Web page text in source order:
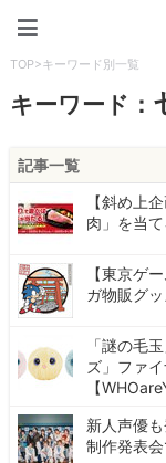
TOP>キーワード別一覧
キーワード：
記事一覧
【斜め上
肉」を当
【東京ゲ
ガ物販グ
「謎の毛
ズ」ファ
【
新人声優
制作発表